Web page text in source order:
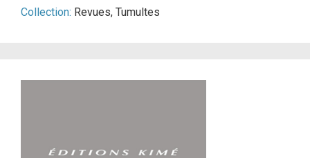
Collection: Revues, Tumultes